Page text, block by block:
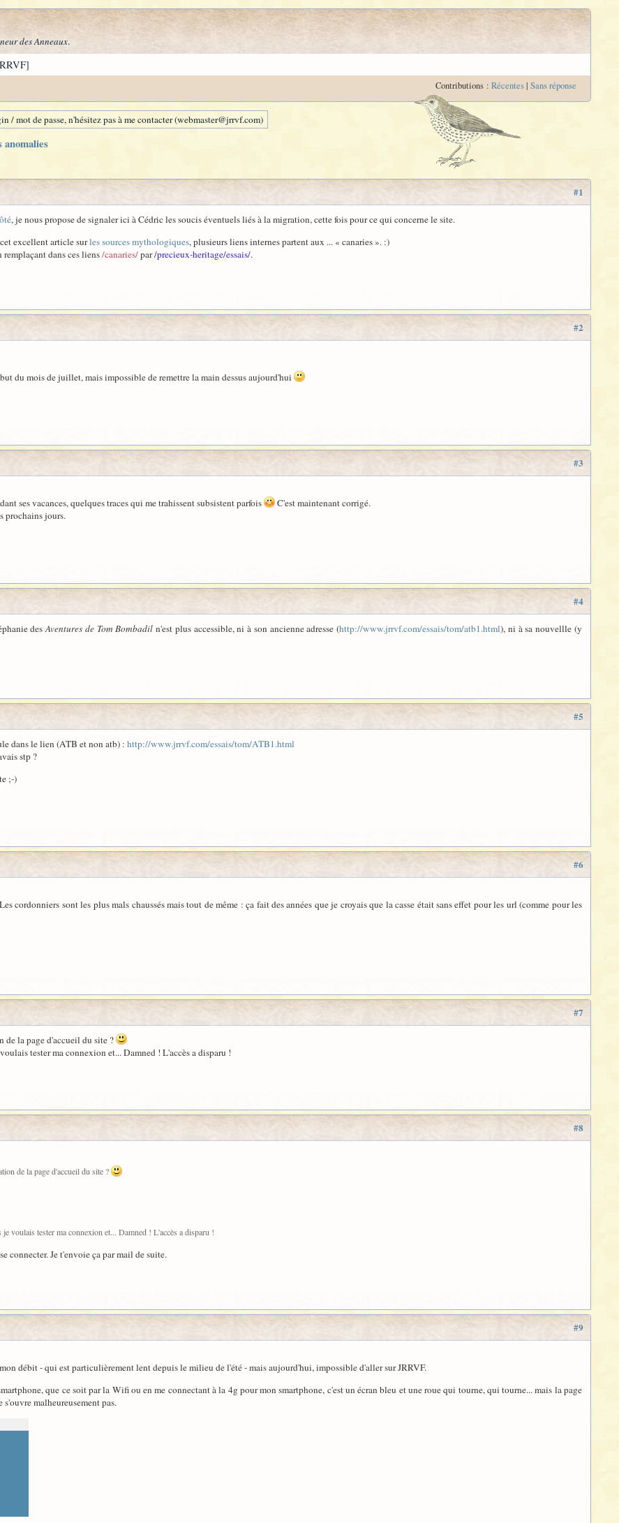
des Anneaux.
Contributions : Récentes| Sans réponse
mot de passe, n'hésitez pas à me contacter (webmaster@jrrvf.com)
anomalies
#1
, je nous propose de signaler ici à Cédric les soucis éventuels liés à la migration, cette fois pour ce qui concerne le site.
excellent article surles sources mythologiques, plusieurs liens internes partent aux ... « canaries ». :)
remplaçant dans ces liens/canaries/par/precieux-heritage/essais/.
#2
du mois de juillet, mais impossible de remettre la main dessus aujourd'hui
#3
ses vacances, quelques traces qui me trahissent subsistent parfois
C'est maintenant corrigé.
prochains jours.
#4
desAventures de Tom Bombadil n'est plus accessible, ni à son ancienne adresse (http://www.jrrvf.com/essais/tom/atb1.html), ni à sa nouvellle (y
#5
dans le lien (ATB et non atb) : http://www.jrrvf.com/essais/tom/ATB1.html
stp ?
;-)
#6
cordonniers sont les plus mals chaussés mais tout de même : ça fait des années que je croyais que la casse était sans effet pour les url (comme pour les
#7
la page d'accueil du site ?
tester ma connexion et... Damned ! L'accès a disparu !
#8
de la page d'accueil du site ?
voulais tester ma connexion et... Damned ! L'accès a disparu !
connecter. Je t'envoie ça par mail de suite.
#9
mon débit - qui est particulièrement lent depuis le milieu de l'été - mais aujourd'hui, impossible d'aller sur JRRVF.
que ce soit par la Wifi ou en me connectant à la 4g pour mon smartphone, c'est un écran bleu et une roue qui tourne, qui tourne... mais la page
malheureusement pas.